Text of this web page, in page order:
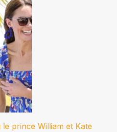
le prince William et Kate